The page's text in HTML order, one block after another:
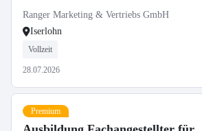
Ranger Marketing & Vertriebs GmbH
Iserlohn
Vollzeit
28.07.2026
Premium